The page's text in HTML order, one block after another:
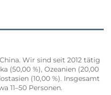
Wir sind seit 2012 tätig
(50,00 %), Ozeanien (20,00
(10,00 %). Insgesamt
11–50 Personen.